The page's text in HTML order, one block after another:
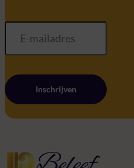
Inschrijven